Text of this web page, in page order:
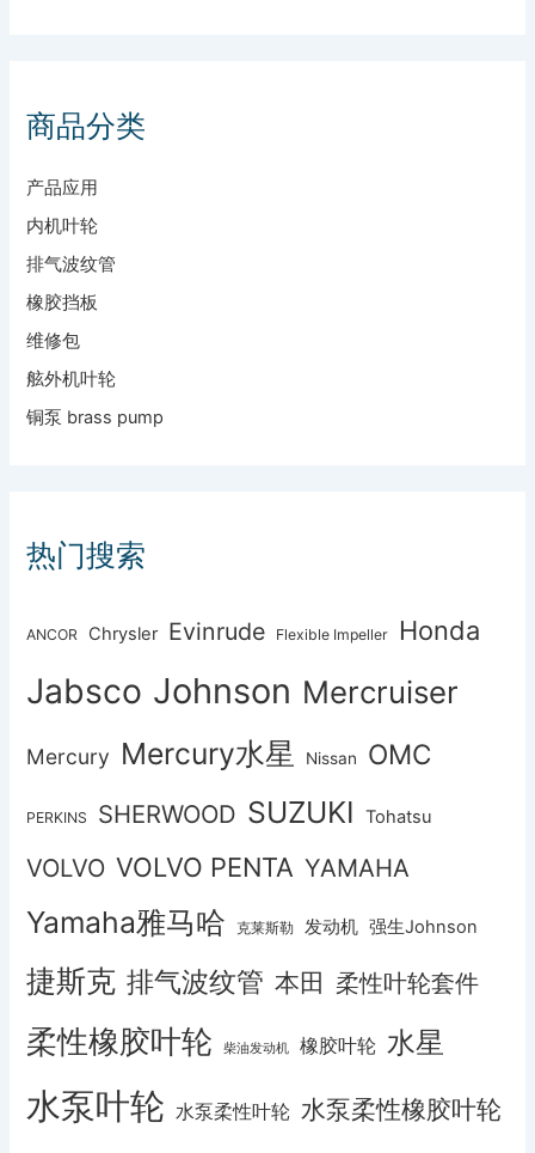
商品分类
产品应用
内机叶轮
排气波纹管
橡胶挡板
维修包
舷外机叶轮
铜泵 brass pump
热门搜索
ANCOR Chrysler Evinrude Flexible Impeller Honda
Jabsco Johnson Mercruiser
Mercury Mercury水星 Nissan OMC
PERKINS SHERWOOD SUZUKI Tohatsu
VOLVO VOLVO PENTA YAMAHA
Yamaha雅马哈 克莱斯勒 发动机 强生Johnson
捷斯克 排气波纹管 本田 柔性叶轮套件
柔性橡胶叶轮 柴油发动机 橡胶叶轮 水星
水泵叶轮 水泵柔性叶轮 水泵柔性橡胶叶轮